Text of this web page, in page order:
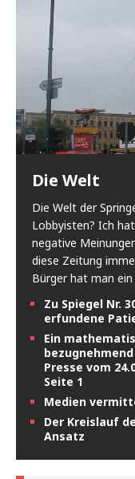
Die Welt
Die Welt der
Lobbyisten? Ich
negative
diese Zeitung
Bürger hat man
Zu Spiegel Nr.
erfundene
Ein
Presse vom
Seite 1
Medien
Der Kreislauf
Ansatz